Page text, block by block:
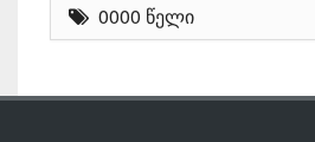
0000 წელი